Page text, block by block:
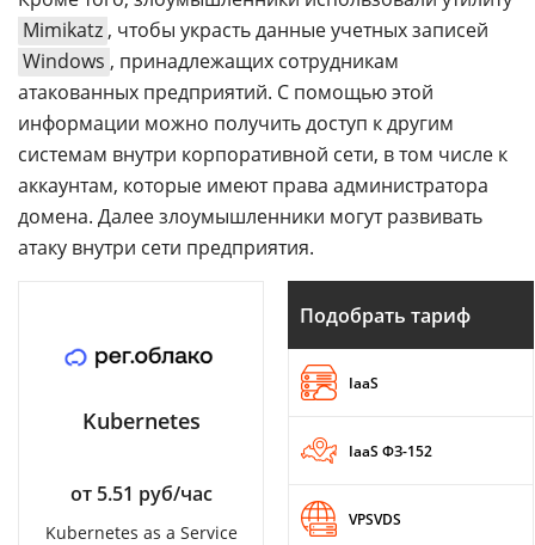
Mimikatz , чтобы украсть данные учетных записей
Windows , принадлежащих сотрудникам
атакованных предприятий. С помощью этой
информации можно получить доступ к другим
системам внутри корпоративной сети, в том числе к
аккаунтам, которые имеют права администратора
домена. Далее злоумышленники могут развивать
атаку внутри сети предприятия.
Kubernetes
от 5.51 руб/час
Kubernetes as a Service
Подобрать тариф
IaaS
IaaS ФЗ-152
VPSVDS